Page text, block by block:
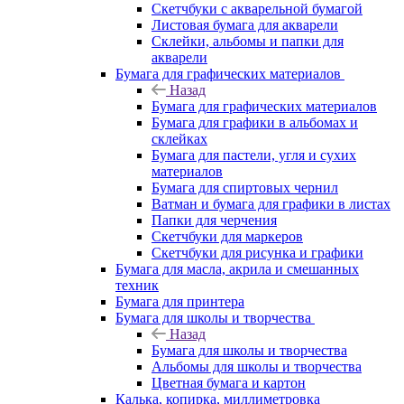
Скетчбуки с акварельной бумагой
Листовая бумага для акварели
Склейки, альбомы и папки для
акварели
Бумага для графических материалов
Назад
Бумага для графических материалов
Бумага для графики в альбомах и
склейках
Бумага для пастели, угля и сухих
материалов
Бумага для спиртовых чернил
Ватман и бумага для графики в листах
Папки для черчения
Скетчбуки для маркеров
Скетчбуки для рисунка и графики
Бумага для масла, акрила и смешанных
техник
Бумага для принтера
Бумага для школы и творчества
Назад
Бумага для школы и творчества
Альбомы для школы и творчества
Цветная бумага и картон
Калька, копирка, миллиметровка